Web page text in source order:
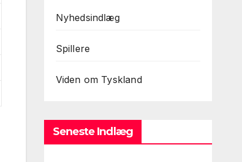
Nyhedsindlæg
Spillere
Viden om Tyskland
Seneste Indlæg